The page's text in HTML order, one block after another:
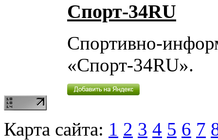
Спорт-34RU
Спортивно-
«Спорт-34RU».
Карта сайта: 1 2 3 4 5 6 7